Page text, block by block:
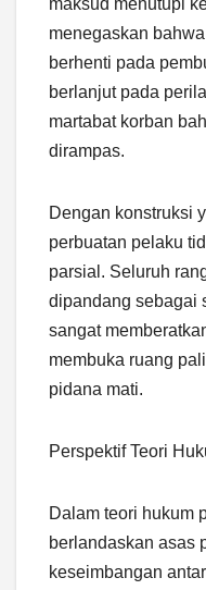
menegaskan
berhenti pada
berlanjut pada
martabat korban
dirampas.
Dengan konstruksi
perbuatan pelaku
parsial. Seluruh
dipandang sebagai
sangat
membuka ruang
pidana mati.
Perspektif Teori
Dalam teori hukum
berlandaskan asas
keseimbangan